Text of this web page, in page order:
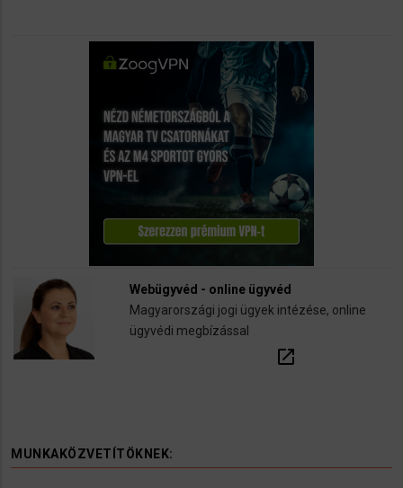
Webügyvéd - online ügyvéd
Magyarországi jogi ügyek intézése, online
ügyvédi megbízással
open_in_new
MUNKAKÖZVETÍTÖKNEK: